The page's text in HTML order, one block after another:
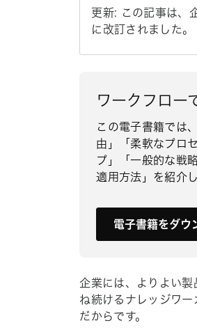
更新: この記事は、
に改訂されました。
ワークフロー
この電子書籍では
由」「柔軟なプロ
プ」「一般的な戦
適用方法」を紹介し
電子書籍をダウ
企業には、よりよい
ね続けるナレッジワ
だからです。